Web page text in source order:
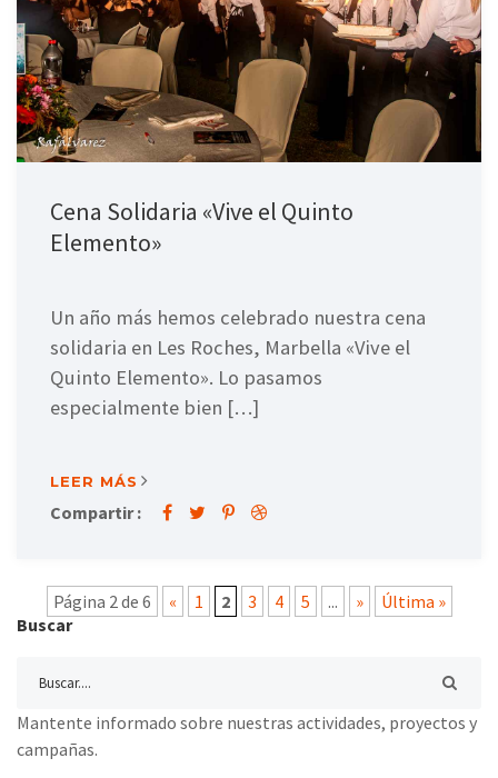
Cena Solidaria «Vive el Quinto
Elemento»
Un año más hemos celebrado nuestra cena
solidaria en Les Roches, Marbella «Vive el
Quinto Elemento». Lo pasamos
especialmente bien […]
LEER MÁS
Compartir :
Página 2 de 6 « 1 2 3 4 5 ... »
Última »
Buscar
Mantente informado sobre nuestras actividades, proyectos y
campañas.